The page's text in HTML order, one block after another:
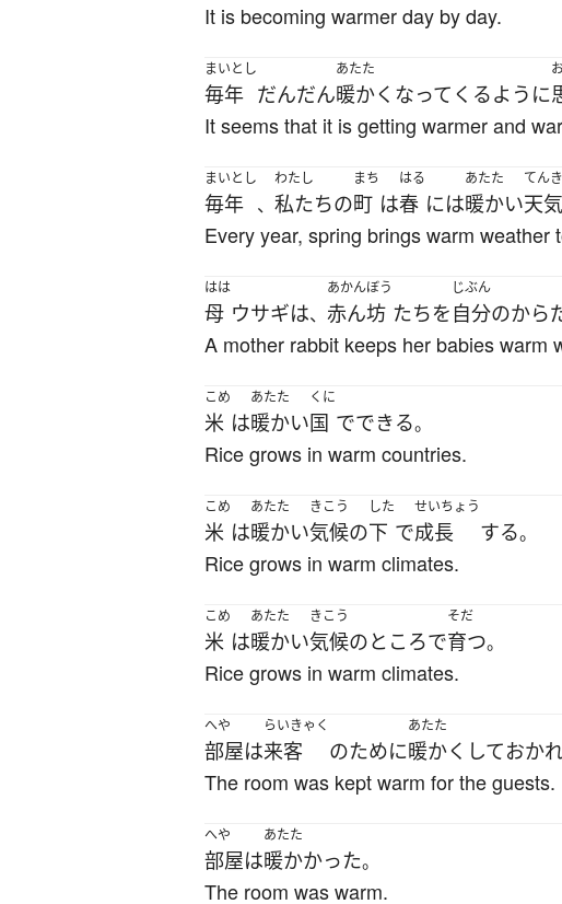
It is becoming warmer day by day.
まいとし
毎年 だんだん
あたた
暖かく なって くるよう に
It seems that it is getting warmer and
まいとし
毎年 、
わたし
私たちの
まち
町 は
はる
春 には
あたた
暖かい
てんき
天気
Every year, spring brings warm weather
はは
母 ウサギは、
あかんぼう
赤ん坊 たちを
じぶん
自分のから
A mother rabbit keeps her babies warm
こめ
米 は
あたた
暖かい
くに
国 でできる。
Rice grows in warm countries.
こめ
米 は
あたた
暖かい
きこう
気候の
した
下 で
せいちょう
成長 する。
Rice grows in warm climates.
こめ
米 は
あたた
暖かい
きこう
気候のところで
そだ
育つ。
Rice grows in warm climates.
へや
部屋は
らいきゃく
来客 のために
あたた
暖かく しておか
The room was kept warm for the guests.
へや
部屋は
あたた
暖かかった。
The room was warm.